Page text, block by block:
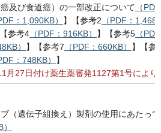
及び食道癌）の一部改正について （
：1,090KB） 】【参考2 （PDF：
【参考4 （PDF：916KB） 】【参考5 （
）
】【参考7 （PDF：660KB）
】【参
：748KB）
】
月27日付け薬生薬審発1127第1号により
（遺伝子組換え）製剤の使用にあたっ